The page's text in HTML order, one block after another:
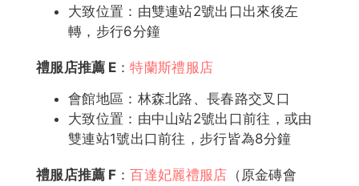
大致位置：由雙連站2號出口出來後左
轉，步行6分鐘
禮服店推薦 E ：特蘭斯禮服店
會館地區：林森北路、長春路交叉口
大致位置：由中山站2號出口前往，或由
雙連站1號出口前往，步行皆為8分鐘
禮服店推薦 F ：百達妃麗禮服店 （原金磚會